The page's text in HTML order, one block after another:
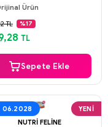
Ürün
Ödeme
Gün Kargo
TL %17
TL
Sepete Ekle
06.2028
YENI
NUTRI FELINE